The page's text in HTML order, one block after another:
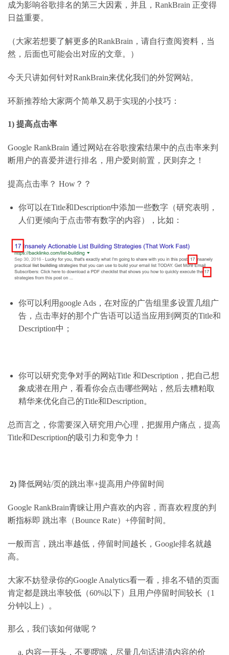
成为影响谷歌排名的第三大因素，并且， RankBrain 正变得
日益重要。
（大家若想要了解更多的RankBrain ，请自行查阅资料，当
然，后面也可能会出对应的文章。）
今天只讲如何针对RankBrain来优化我们的外贸网站。
环新推荐给大家两个简单又易于实现的小技巧：
1) 提高点击率
Google RankBrain 通过网站在谷歌搜索结果中的点击率来判
断用户的喜爱并进行排名，用户爱则前置，厌则弃之！
提高点击率？ How ？？
你可以在Title和Description中添加一些数字（研究表明，
人们更倾向于点击带有数字的内容），比如：
你可以利用 google Ads，在对应的广告组里多设置几组广
告，点击率好的那个广告语可以适当应用到网页的Title和
Description中；
你可以研究竞争对手的网站Title 和Description ，把自己想
象成潜在用户，看看你会点击哪些网站，然后去糟粕取
精华来优化自己的Title和Description。
总而言之，你需要深入研究用户心理，把握用户痛点，提高
Title和Description的吸引力和竞争力！
2) 降低网站/页的跳出率+提高用户停留时间
Google RankBrain青睐让用户喜欢的内容，而喜欢程度的判
断指标即 跳出率（Bounce Rate） +停留时间。
一般而言，跳出率越低，停留时间越长， Google排名就越
高。
大家不妨登录你的Google Analytics看一看，排名不错的页面
肯定都是跳出率较低（60%以下）且用户停留时间较长（1
分钟以上）。
那么，我们该如何做呢？
a. 内容一开头，不要啰嗦，尽量几句话讲清内容的价